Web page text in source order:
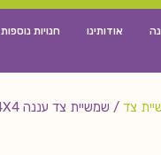
אודותינו חנויות נוספות
צד / שמשיית צד עננה 4X4